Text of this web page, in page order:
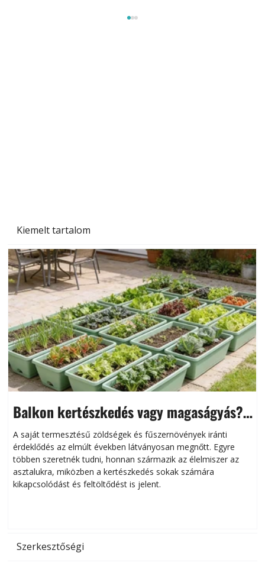
Kiemelt tartalom
Balkon kertészkedés vagy magaságyás?
Helytakarékos kertészkedés
A saját termesztésű zöldségek és fűszernövények iránti
érdeklődés az elmúlt években látványosan megnőtt. Egyre
többen szeretnék tudni, honnan származik az élelmiszer az
asztalukra, miközben a kertészkedés sokak számára
kikapcsolódást és feltöltődést is jelent.
Szerkesztőségi